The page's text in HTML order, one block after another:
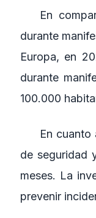
En
durante
Europa, en
durante
100.000
En
de seguridad
meses. La
prevenir